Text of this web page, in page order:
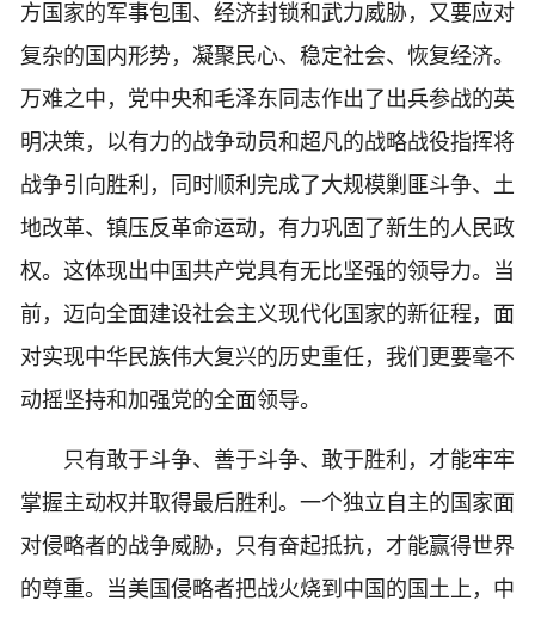
方国家的军事包围、经济封锁和武力威胁，又要应对
复杂的国内形势，凝聚民心、稳定社会、恢复经济。
万难之中，党中央和毛泽东同志作出了出兵参战的英
明决策，以有力的战争动员和超凡的战略战役指挥将
战争引向胜利，同时顺利完成了大规模剿匪斗争、土
地改革、镇压反革命运动，有力巩固了新生的人民政
权。这体现出中国共产党具有无比坚强的领导力。当
前，迈向全面建设社会主义现代化国家的新征程，面
对实现中华民族伟大复兴的历史重任，我们更要毫不
动摇坚持和加强党的全面领导。
只有敢于斗争、善于斗争、敢于胜利，才能牢牢
掌握主动权并取得最后胜利。一个独立自主的国家面
对侵略者的战争威胁，只有奋起抵抗，才能赢得世界
的尊重。当美国侵略者把战火烧到中国的国土上，中